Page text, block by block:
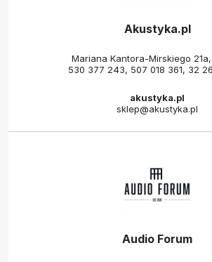
Akustyka.pl
Mariana Kantora-Mirskiego
530 377 243, 507 018 361, 32
akustyka.pl
sklep@akustyka.pl
Audio Forum